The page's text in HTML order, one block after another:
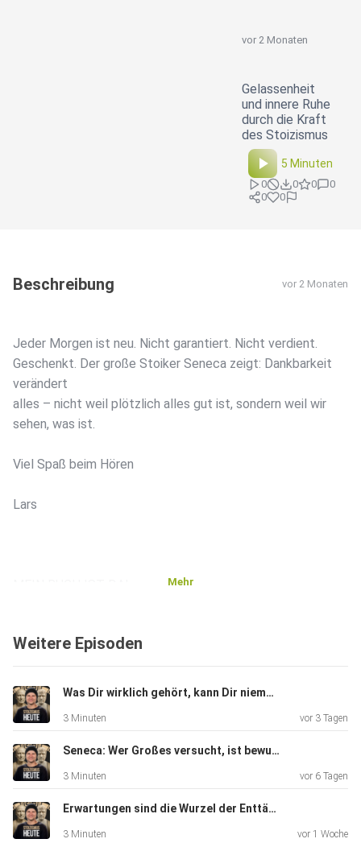
vor 2 Monaten
Gelassenheit
und innere Ruhe
durch die Kraft
des Stoizismus
5 Minuten
0 0 0
0
0
0
Beschreibung vor 2 Monaten
Jeder Morgen ist neu. Nicht garantiert. Nicht verdient.
Geschenkt. Der große Stoiker Seneca zeigt: Dankbarkeit
verändert
alles – nicht weil plötzlich alles gut ist, sondern weil wir
sehen, was ist.
Viel Spaß beim Hören
Lars
mehr innere Ruhe"️
Klick hier zum Buch:
https://www.amazon.de/dp/B0GMWSSFSV
Mehr
Weitere Episoden
Was Dir wirklich gehört, kann Dir niemand nehmen #260
3 Minuten vor 3 Tagen
Seneca: Wer Großes versucht, ist bewundernswert – auch wenn er fällt #259
3 Minuten vor 6 Tagen
Erwartungen sind die Wurzel der Enttäuschung #258
3 Minuten vor 1 Woche